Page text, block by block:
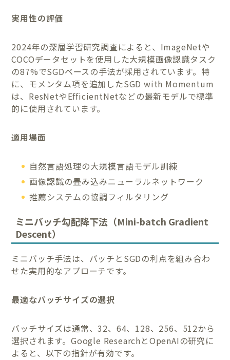
実用性の評価
2024年の深層学習研究調査によると、ImageNetや
COCOデータセットを使用した大規模画像認識タスク
の87%でSGDベースの手法が採用されています。特
に、モメンタム項を追加したSGD with Momentum
は、ResNetやEfficientNetなどの最新モデルで標準
的に使用されています。
適用場面
自然言語処理の大規模言語モデル訓練
画像認識の畳み込みニューラルネットワーク
推薦システムの協調フィルタリング
ミニバッチ勾配降下法（Mini-batch Gradient
Descent）
ミニバッチ手法は、バッチとSGDの利点を組み合わ
せた実用的なアプローチです。
最適なバッチサイズの選択
バッチサイズは通常、32、64、128、256、512から
選択されます。Google ResearchとOpenAIの研究に
よると、以下の指針が有効です。